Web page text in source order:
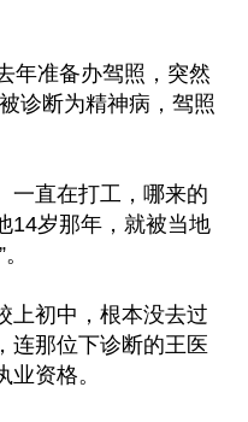
年准备办驾照，突然
诊断为精神病，驾照
一直在打工，哪来的
14岁那年，就被当地
上初中，根本没去过
连那位下诊断的王医
资格。